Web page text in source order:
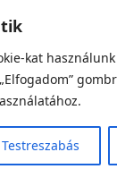
kat
Testreszabás